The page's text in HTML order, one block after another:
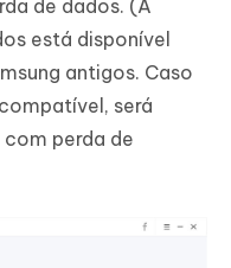
de dados. (A
está disponível
antigos. Caso
será
perda de